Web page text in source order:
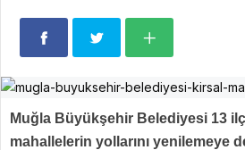
Muğla Büyükşehir Belediyesi 13
mahallelerin yollarını yenilemeye